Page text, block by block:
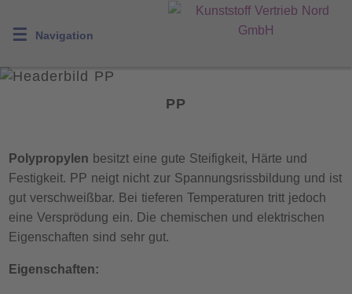
☰ Navigation
PP
Polypropylen besitzt eine gute Steifigkeit, Härte und
Festigkeit. PP neigt nicht zur Spannungsrissbildung und ist
gut verschweißbar. Bei tieferen Temperaturen tritt jedoch
eine Versprödung ein. Die chemischen und elektrischen
Eigenschaften sind sehr gut.
Eigenschaften: